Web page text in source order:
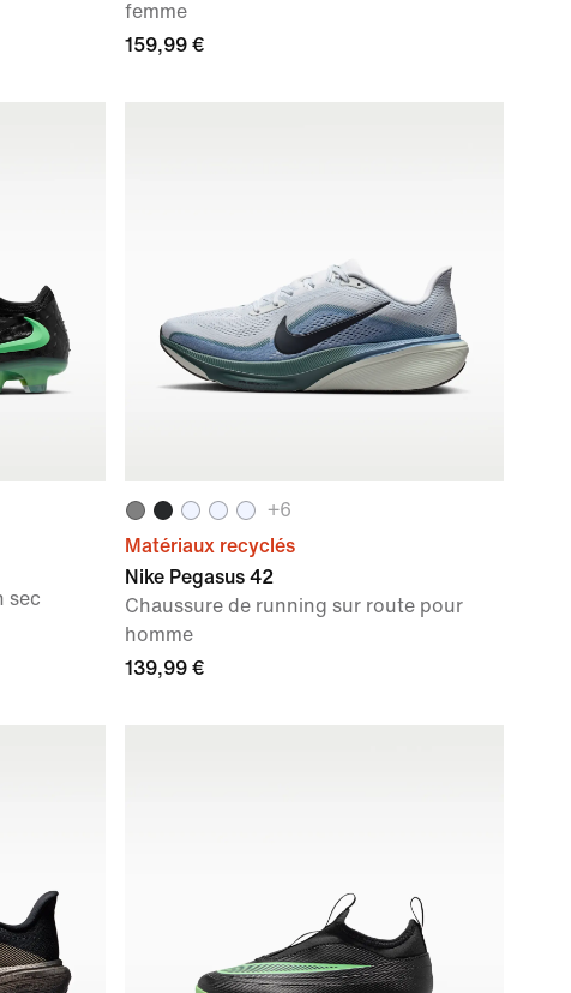
femme
159,99 €
sec
+6
Matériaux recyclés
Nike Pegasus 42
Chaussure de running sur route pour
homme
139,99 €